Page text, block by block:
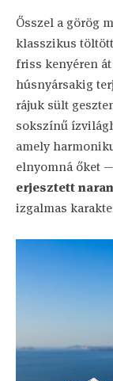
Ősszel a görög
klasszikus
friss kenyéren
húsnyársakig
rájuk sült
sokszínű
amely
elnyomná őket
erjesztett
izgalmas